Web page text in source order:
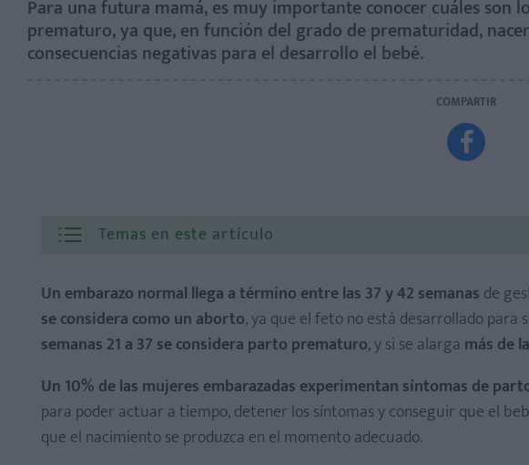
Para una futura mamá, es muy importante conocer cuáles son
prematuro, ya que, en función del grado de prematuridad,
consecuencias negativas para el desarrollo el bebé.
COMPARTIR

Temas en este artículo
Un embarazo normal llega a término entre las 37 y 42 semanas de
se considera como un aborto, ya que el feto no está desarrollado
semanas 21 a 37 se considera parto prematuro, y si se alarga más de
Un 10% de las mujeres embarazadas experimentan síntomas de
para poder actuar a tiempo, detener los síntomas y conseguir que el
que el nacimiento se produzca en el momento adecuado.